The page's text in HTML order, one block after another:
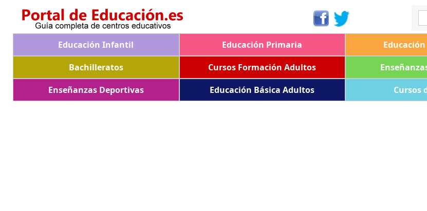
Educación Infantil Educación Primaria
Bachilleratos
Cursos Formación Adultos
Enseñanzas Deportivas
Educación Básica Adultos Cursos